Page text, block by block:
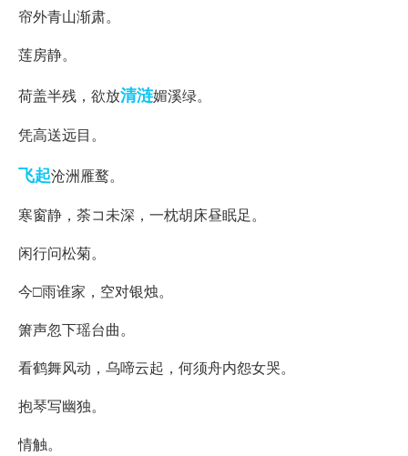
帘外青山渐肃。
莲房静。
荷盖半残，欲放清涟媚溪绿。
凭高送远目。
飞起沧洲雁鹜。
寒窗静，荼コ未深，一枕胡床昼眠足。
闲行问松菊。
今□雨谁家，空对银烛。
箫声忽下瑶台曲。
看鹤舞风动，乌啼云起，何须舟内怨女哭。
抱琴写幽独。
情触。